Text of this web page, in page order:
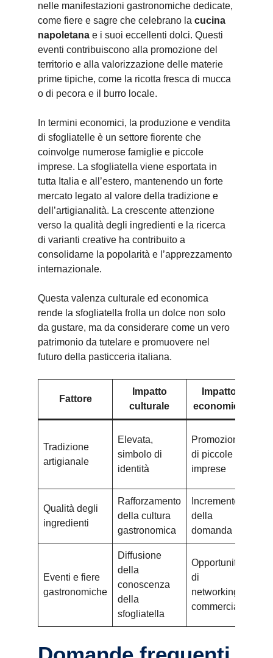
nelle manifestazioni gastronomiche dedicate,
come fiere e sagre che celebrano la cucina
napoletana e i suoi eccellenti dolci. Questi
eventi contribuiscono alla promozione del
territorio e alla valorizzazione delle materie
prime tipiche, come la ricotta fresca di mucca
o di pecora e il burro locale.
In termini economici, la produzione e vendita
di sfogliatelle è un settore fiorente che
coinvolge numerose famiglie e piccole
imprese. La sfogliatella viene esportata in
tutta Italia e all’estero, mantenendo un forte
mercato legato al valore della tradizione e
dell’artigianalità. La crescente attenzione
verso la qualità degli ingredienti e la ricerca
di varianti creative ha contribuito a
consolidarne la popolarità e l’apprezzamento
internazionale.
Questa valenza culturale ed economica
rende la sfogliatella frolla un dolce non solo
da gustare, ma da considerare come un vero
patrimonio da tutelare e promuovere nel
futuro della pasticceria italiana.
Fattore
Impatto
culturale
Impatto
economico
Tradizione
artigianale
Elevata,
simbolo di
identità
Promozione
di piccole
imprese
Qualità degli
ingredienti
Rafforzamento
della cultura
gastronomica
Incremento
della
domanda
Eventi e fiere
gastronomiche
Diffusione
della
conoscenza
della
sfogliatella
Opportunità
di
networking
commerciale